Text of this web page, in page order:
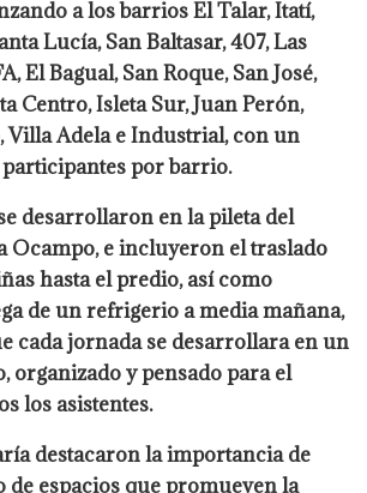
a los barrios El Talar, Itatí,
Lucía, San Baltasar, 407, Las
El Bagual, San Roque, San José,
Centro, Isleta Sur, Juan Perón,
Villa Adela e Industrial, con un
por barrio.
desarrollaron en la pileta del
Ocampo, e incluyeron el traslado
hasta el predio, así como
de un refrigerio a media mañana,
cada jornada se desarrollara en un
organizado y pensado para el
los asistentes.
destacaron la importancia de
de espacios que promueven la